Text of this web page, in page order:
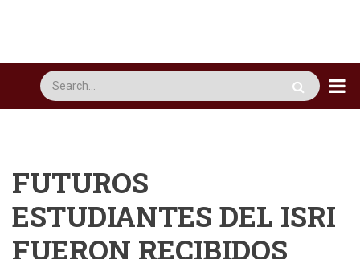
principal
FUTUROS
ESTUDIANTES DEL ISRI
FUERON RECIBIDOS